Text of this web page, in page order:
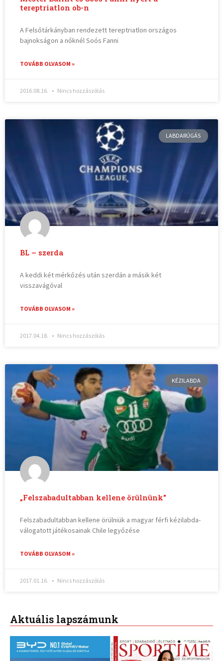
tereptriatlon ob-n
A Felsőtárkányban rendezett tereptriatlon országos
bajnokságon a nőknél Soós Fanni
TOVÁBB OLVASOM »
2016.08.16. Nincs hozzászólás
LABDARÚGÁS
BL – szerda
A keddi két mérkőzés után szerdán a másik két
visszavágóval
TOVÁBB OLVASOM »
2017.04.18. Nincs hozzászólás
KÉZILABDA
„Felszabadultabban kellene örülnünk”
Felszabadultabban kellene örülniük a magyar férfi kézilabda-
válogatott játékosainak Chile legyőzése
TOVÁBB OLVASOM »
2017.01.16. Nincs hozzászólás
Aktuális lapszámunk